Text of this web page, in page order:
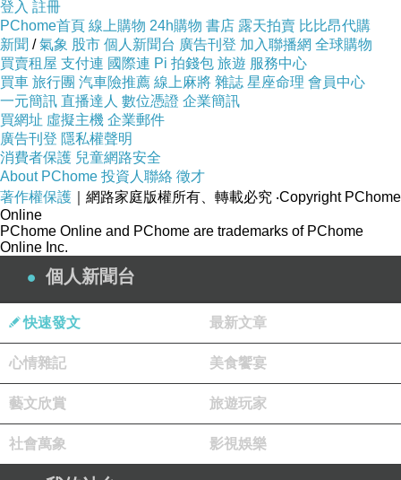
登入 註冊
PChome首頁 線上購物 24h購物 書店 露天拍賣 比比昂代購
新聞 /氣象 股市 個人新聞台 廣告刊登 加入聯播網 全球購物
買賣租屋 支付連 國際連 Pi 拍錢包 旅遊 服務中心
買車 旅行團 汽車險推薦 線上麻將 雜誌 星座命理 會員中心
一元簡訊 直播達人 數位憑證 企業簡訊
買網址 虛擬主機 企業郵件
廣告刊登 隱私權聲明
消費者保護 兒童網路安全
About PChome 投資人聯絡 徵才
著作權保護 ｜網路家庭版權所有、轉載必究 ‧Copyright PChome
Online
PChome Online and PChome are trademarks of PChome
Online Inc.
個人新聞台
快速發文 最新文章
心情雜記 美食饗宴
藝文欣賞 旅遊玩家
社會萬象 影視娛樂